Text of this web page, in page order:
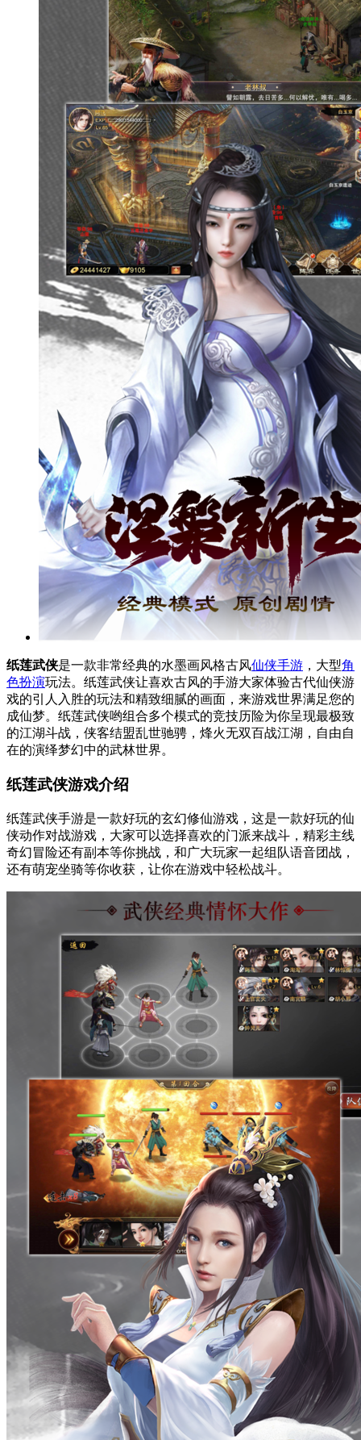
纸莲武侠是一款非常经典的水墨画风格古风仙侠手游 ，大型角
色扮演玩法。纸莲武侠让喜欢古风的手游大家体验古代仙侠游
戏的引人入胜的玩法和精致细腻的画面，来游戏世界满足您的
成仙梦。纸莲武侠哟组合多个模式的竞技历险为你呈现最极致
的江湖斗战，侠客结盟乱世驰骋，烽火无双百战江湖，自由自
在的演绎梦幻中的武林世界。
纸莲武侠游戏介绍
纸莲武侠手游是一款好玩的玄幻修仙游戏，这是一款好玩的仙
侠动作对战游戏，大家可以选择喜欢的门派来战斗，精彩主线
奇幻冒险还有副本等你挑战，和广大玩家一起组队语音团战，
还有萌宠坐骑等你收获，让你在游戏中轻松战斗。